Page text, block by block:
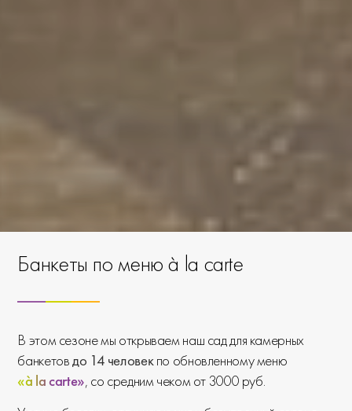
Банкеты по меню à la carte
В этом сезоне мы открываем наш сад для камерных
банкетовдо 14 человекпо обновленному меню
«à la carte», со средним чеком от 3000 руб.